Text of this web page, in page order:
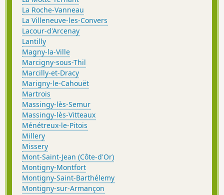
La Roche-Vanneau
La Villeneuve-les-Convers
Lacour-d'Arcenay
Lantilly
Magny-la-Ville
Marcigny-sous-Thil
Marcilly-et-Dracy
Marigny-le-Cahouët
Martrois
Massingy-lès-Semur
Massingy-lès-Vitteaux
Ménétreux-le-Pitois
Millery
Missery
Mont-Saint-Jean (Côte-d'Or)
Montigny-Montfort
Montigny-Saint-Barthélemy
Montigny-sur-Armançon